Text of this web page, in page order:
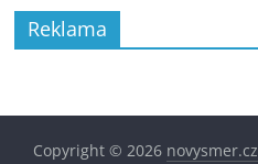
Reklama
Copyright © 2026 novysmer.cz